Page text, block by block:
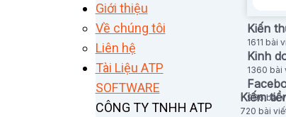
Giới thiệu
Về chúng tôi
Liên hệ
Tài Liệu ATP
SOFTWARE
CÔNG TY TNHH ATP
Kiến
1611 bài
Kinh
1360 bài
996 bài
Kiếm
720 bài